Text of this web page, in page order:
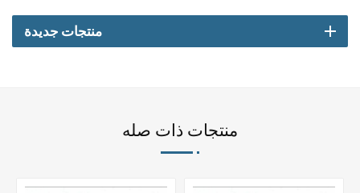
منتجات جديدة
منتجات ذات صله